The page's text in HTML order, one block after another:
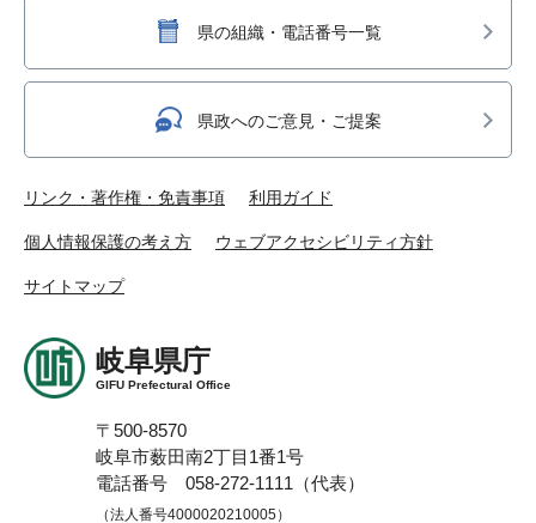
県の組織・電話番号一覧
県政へのご意見・ご提案
リンク・著作権・免責事項 利用ガイド
個人情報保護の考え方 ウェブアクセシビリティ方針
サイトマップ
岐阜県庁
GIFU Prefectural Office
〒500-8570
岐阜市薮田南2丁目1番1号
電話番号 058-272-1111（代表）
（法人番号4000020210005）